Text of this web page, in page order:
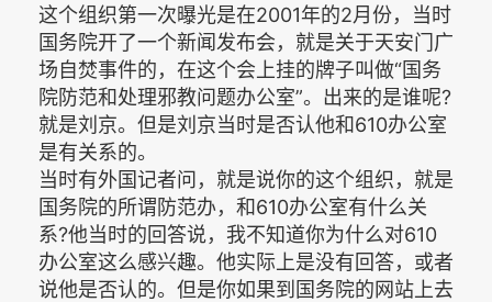
这个组织第一次曝光是在2001年的2月份，当时
国务院开了一个新闻发布会，就是关于天安门广
场自焚事件的，在这个会上挂的牌子叫做“国务
院防范和处理邪教问题办公室”。出来的是谁呢?
就是刘京。但是刘京当时是否认他和610办公室
是有关系的。
当时有外国记者问，就是说你的这个组织，就是
国务院的所谓防范办，和610办公室有什么关
系?他当时的回答说，我不知道你为什么对610
办公室这么感兴趣。他实际上是没有回答，或者
说他是否认的。但是你如果到国务院的网站上去